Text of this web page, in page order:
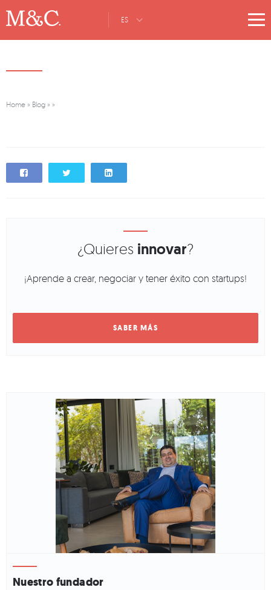
ES
Home » Blog » »
¿Quieres innovar?
¡Aprende a crear, negociar y tener éxito con startups!
Nuestro fundador